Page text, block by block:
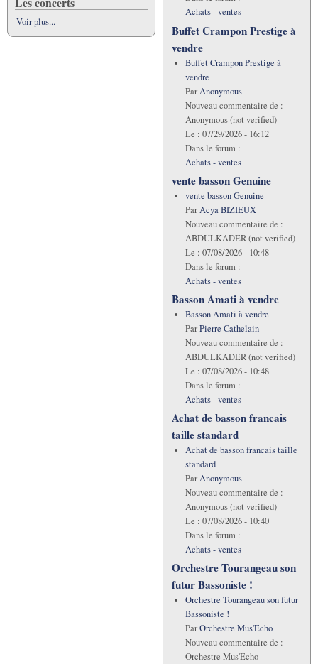
Voir plus...
Achats - ventes
Buffet Crampon Prestige à
vendre
Buffet Crampon Prestige à
vendre
ParAnonymous
Nouveau commentaire de :
Anonymous (not verified)
Le : 07/29/2026 - 16:12
Dans le forum :
Achats - ventes
vente basson Genuine
vente basson Genuine
ParAcya BIZIEUX
Nouveau commentaire de :
ABDULKADER (not verified)
Le : 07/08/2026 - 10:48
Dans le forum :
Achats - ventes
Basson Amati à vendre
Basson Amati à vendre
ParPierre Cathelain
Nouveau commentaire de :
ABDULKADER (not verified)
Le : 07/08/2026 - 10:48
Dans le forum :
Achats - ventes
Achat de basson francais
taille standard
Achat de basson francais taille
standard
ParAnonymous
Nouveau commentaire de :
Anonymous (not verified)
Le : 07/08/2026 - 10:40
Dans le forum :
Achats - ventes
Orchestre Tourangeau son
futur Bassoniste !
Orchestre Tourangeau son futur
Bassoniste !
ParOrchestre Mus'Echo
Nouveau commentaire de :
Orchestre Mus'Echo